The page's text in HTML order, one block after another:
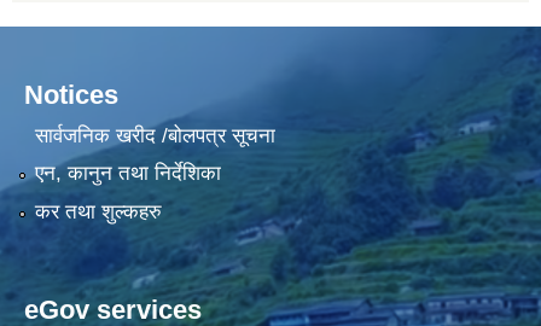
Notices
सार्वजनिक खरीद /बोलपत्र सूचना
एन, कानुन तथा निर्देशिका
कर तथा शुल्कहरु
eGov services